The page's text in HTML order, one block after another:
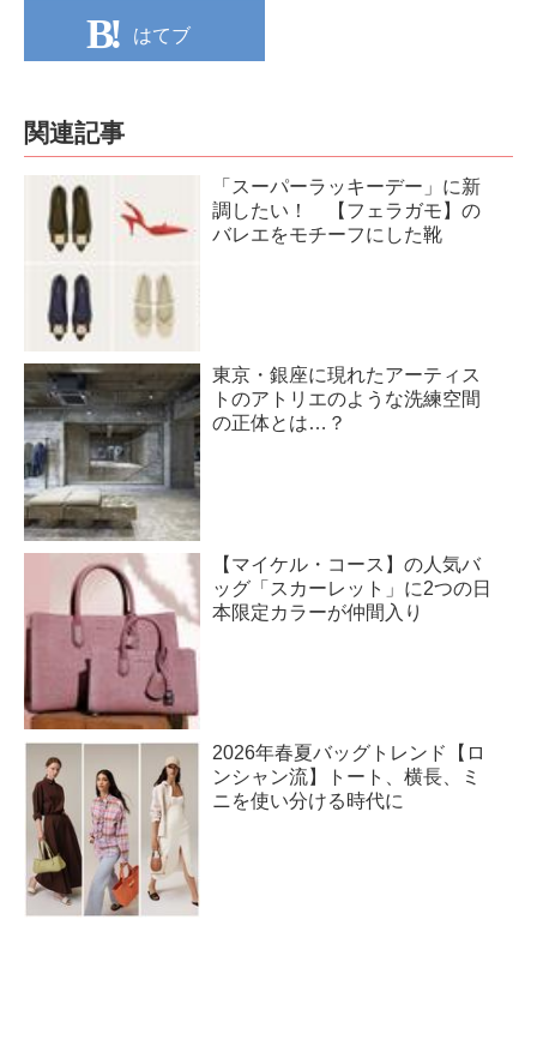
はてブ
関連記事
「スーパーラッキーデー」に新
調したい！ 【フェラガモ】の
バレエをモチーフにした靴
東京・銀座に現れたアーティス
トのアトリエのような洗練空間
の正体とは…？
【マイケル・コース】の人気バ
ッグ「スカーレット」に2つの日
本限定カラーが仲間入り
2026年春夏バッグトレンド【ロ
ンシャン流】トート、横長、ミ
ニを使い分ける時代に